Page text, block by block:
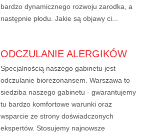
bardzo dynamicznego rozwoju zarodka, a
następnie płodu. Jakie są objawy ci...
ODCZULANIE ALERGIKÓW
Specjalnością naszego gabinetu jest
odczulanie biorezonansem. Warszawa to
siedziba naszego gabinetu - gwarantujemy
tu bardzo komfortowe warunki oraz
wsparcie ze strony doświadczonych
ekspertów. Stosujemy najnowsze